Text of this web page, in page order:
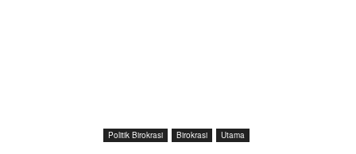
Politik Birokrasi Birokrasi Utama